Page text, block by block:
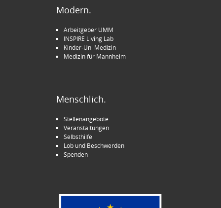
Modern.
Arbeitgeber UMM
INSPIRE Living Lab
Kinder-Uni Medizin
Medizin für Mannheim
Menschlich.
Stellenangebote
Veranstaltungen
Selbsthilfe
Lob und Beschwerden
Spenden